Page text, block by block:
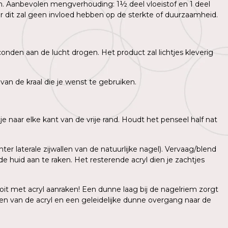
mengverhouding: 1½ deel vloeistof en 1 deel
zal geen invloed hebben op de sterkte of duurzaamheid.
aan de lucht drogen. Het product zal lichtjes kleverig
de kraal die je wenst te gebruiken.
naar elke kant van de vrije rand. Houdt het penseel half nat
laterale zijwallen van de natuurlijke nagel). Vervaag/blend
huid aan te raken. Het resterende acryl dien je zachtjes
met acryl aanraken! Een dunne laag bij de nagelriem zorgt
van de acryl en een geleidelijke dunne overgang naar de